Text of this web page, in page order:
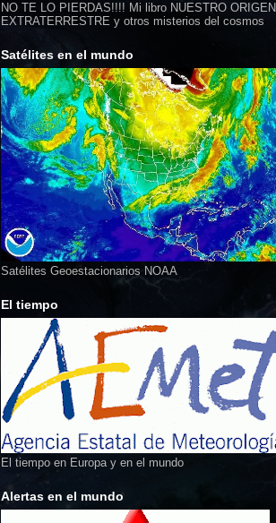
NO TE LO PIERDAS!!!! Mi libro NUESTRO ORIGEN
EXTRATERRESTRE y otros misterios del cosmos
Satélites en el mundo
Satélites Geoestacionarios NOAA
El tiempo
El tiempo en Europa y en el mundo
Alertas en el mundo